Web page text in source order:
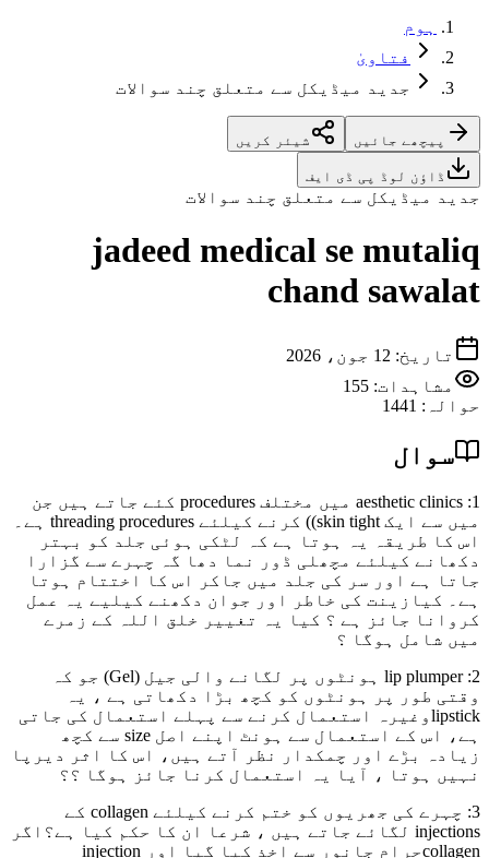
ہوم
فتاویٰ
جدید میڈیکل سے متعلق چند سوالات
پیچھے جائیں شیئر کریں
ڈاؤن لوڈ پی ڈی ایف
جدید میڈیکل سے متعلق چند سوالات
jadeed medical se mutaliq
chand sawalat
تاریخ: 12 جون، 2026
مشاہدات: 155
حوالہ :
1441
سوال
1: aesthetic clinics میں مختلف procedures کئے جاتے ہیں جن
میں سے ایک skin tight)) کرنے کیلئے threading procedures ہے۔
اس کا طریقہ یہ ہوتا ہے کہ لٹکی ہوئی جلد کو بہتر
دکھانے کیلئے مچھلی ڈور نما دھا گہ چہرے سے گزارا
جاتا ہے اور سر کی جلد میں جاکر اس کا اختتام ہوتا
ہے۔ کیازینت کی خاطر اور جوان دکھنے کیلیے یہ عمل
کروانا جائز ہے ؟ کیا یہ تغییر خلق اللہ کے زمرے
میں شامل ہوگا ؟
2: lip plumper ہونٹوں پر لگانے والی جیل (Gel) جو کہ
وقتی طور پر ہونٹوں کو کچھ بڑا دکھاتی ہے ، یہ
lipstickوغیرہ استعمال کرنے سے پہلے استعمال کی جاتی
ہے، اس کے استعمال سے ہونٹ اپنے اصل size سے کچھ
زیادہ بڑے اور چمکدار نظر آتے ہیں، اس کا اثر دیرپا
نہیں ہوتا ، آیا یہ استعمال کرنا جائز ہوگا ؟؟
3: چہرے کی جھریوں کو ختم کرنے کیلئے collagen کے
injections لگائے جاتے ہیں ، شرعا ان کا حکم کیا ہے؟اگر
collagenحرام جانور سے اخذ کیا گیا اور injection